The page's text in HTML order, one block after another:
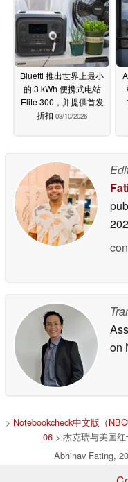
Bluetti 推出世界上最小
的 3 kWh 便携式电站
Elite 300，并提供首发
折扣 03/10/2026
on
> Notebookcheck中文版（NBC
06> 杰克瑞与美国红
Abhinav Fating,